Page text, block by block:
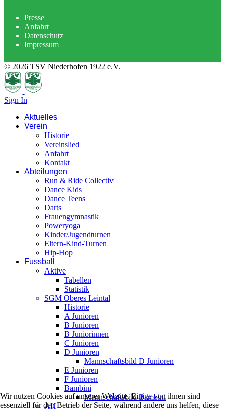
Presse
Anfahrt
Datenschutz
Impressum
© 2026 TSV Niederhofen 1922 e.V.
Sign In
Aktuelles
Verein
Historie
Vereinslied
Anfahrt
Kontakt
Abteilungen
Run & Ride Collectiv
Dance Kids
Dance Teens
Darts
Frauengymnastik
Poweryoga
Kinder/Jugendturnen
Eltern-Kind-Turnen
Hip-Hop
Fussball
Aktive
Tabellen
Statistik
SGM Oberes Leintal
Historie
A Junioren
B Junioren
B Juniorinnen
C Junioren
D Junioren
Mannschaftsbild D Junioren
E Junioren
F Junioren
Bambini
Mannschaftsbild Bambini
AH
Wir nutzen Cookies auf unserer Website. Einige von ihnen sind
essenziell für den Betrieb der Seite, während andere uns helfen, diese